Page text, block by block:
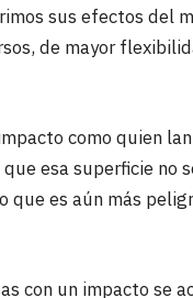
sus efectos del
de mayor
como quien
esa superficie no
es aún más
con un impacto se